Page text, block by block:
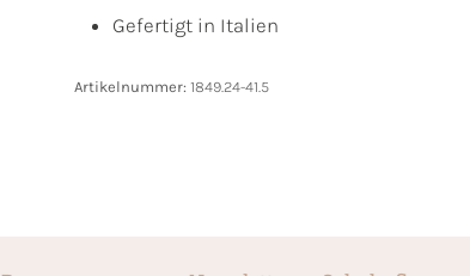
Gefertigt in Italien
Artikelnummer: 1849.24-41.5